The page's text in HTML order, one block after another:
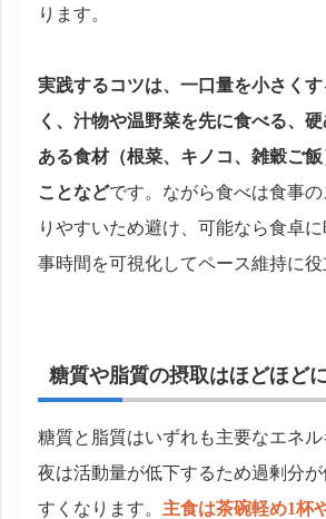
ります。
実践するコツは、一口量を小さく
く、汁物や温野菜を先に食べる、
ある食材（根菜、キノコ、雑穀ご
ことなどです。ながら食べは食事
りやすいため避け、可能なら食卓
事時間を可視化してペース維持に役
糖質や脂質の摂取はほどほど
糖質と脂質はいずれも主要なエネル
夜は活動量が低下するため過剰分
すくなります。 主食は茶碗軽め1杯